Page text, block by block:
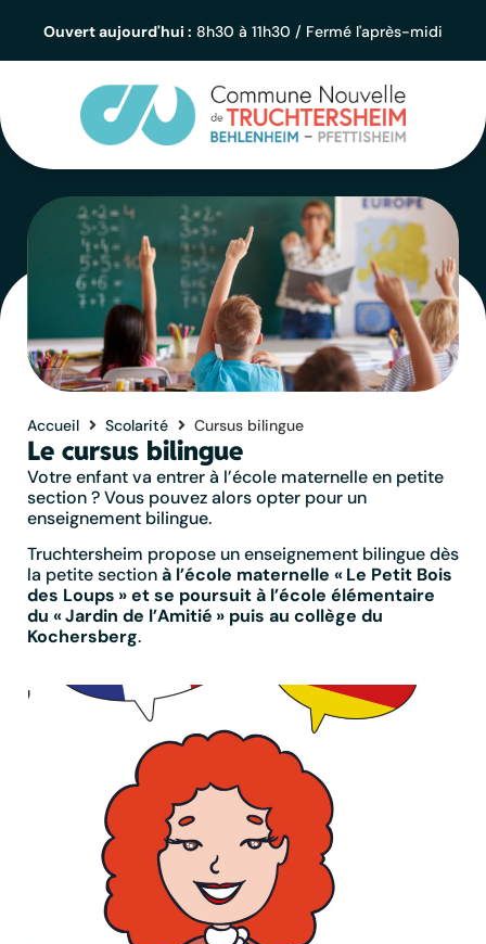
principalOuvert aujourd'hui : 8h30 à 11h30 / Fermé l'après-midi
Accueil Scolarité Cursus bilingue
Le cursus bilingue
Votre enfant va entrer à l’école maternelle en petite
section ? Vous pouvez alors opter pour un
enseignement bilingue.
Truchtersheim propose un enseignement bilingue dès
la petite sectionà l’école maternelle « Le Petit Bois
des Loups » et se poursuit à l’école élémentaire
du « Jardin de l’Amitié » puis au collège du
Kochersberg.
Le
d’appréhender